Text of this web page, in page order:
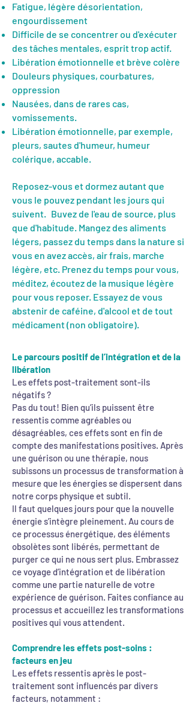
Fatigue, légère désorientation,
engourdissement
Difficile de se concentrer ou d'exécuter
des tâches mentales, esprit trop actif.
Libération émotionnelle et brève colère
Douleurs physiques, courbatures,
oppression
Nausées, dans de rares cas,
vomissements.
Libération émotionnelle, par exemple,
pleurs, sautes d'humeur, humeur
colérique, accable.
Reposez-vous et dormez autant que
vous le pouvez pendant les jours qui
suivent. Buvez de l'eau de source, plus
que d'habitude. Mangez des aliments
légers, passez du temps dans la nature si
vous en avez accès, air frais, marche
légère, etc. Prenez du temps pour vous,
méditez, écoutez de la musique légère
pour vous reposer. Essayez de vous
abstenir de caféine, d'alcool et de tout
médicament (non obligatoire).
Le parcours positif de l’intégration et de la
libération
Les effets post-traitement sont-ils
négatifs ?
Pas du tout! Bien qu’ils puissent être
ressentis comme agréables ou
désagréables, ces effets sont en fin de
compte des manifestations positives. Après
une guérison ou une thérapie, nous
subissons un processus de transformation à
mesure que les énergies se dispersent dans
notre corps physique et subtil.
Il faut quelques jours pour que la nouvelle
énergie s’intègre pleinement. Au cours de
ce processus énergétique, des éléments
obsolètes sont libérés, permettant de
purger ce qui ne nous sert plus. Embrassez
ce voyage d’intégration et de libération
comme une partie naturelle de votre
expérience de guérison. Faites confiance au
processus et accueillez les transformations
positives qui vous attendent.
Comprendre les effets post-soins :
facteurs en jeu
Les effets ressentis après le post-
traitement sont influencés par divers
facteurs, notamment :​